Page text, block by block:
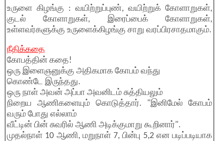
உருளை கிழங்கு : வயிற்றுப்புண், வயிற்றுக் கோளாறுகள்,
குடல் கோளாறுகள், இரைப்பைக் கோளாறுகள்,
உள்ளவர்களுக்கு உருளைக்கிழங்கு சாறு வரப்பிரசாதமாகும்.
நீதிக்கதை
கோபத்தின் கதை!
ஒரு இளைஞனுக்கு அதிகமாக கோபம் வந்து
கொண்டே இருந்தது.
ஒரு நாள் அவன் அப்பா அவனிடம் சுத்தியலும்
நிறைய ஆணிகளையும் கொடுத்தார். "இனிமேல் கோபம்
வரும் போது எல்லாம்
வீட்டின் பின் சுவரில் ஆணி அடிக்குமாறு கூறினார்".
முதல்நாள் 10 ஆணி, மறுநாள் 7, பின்பு 5,2 என படிப்படியாக